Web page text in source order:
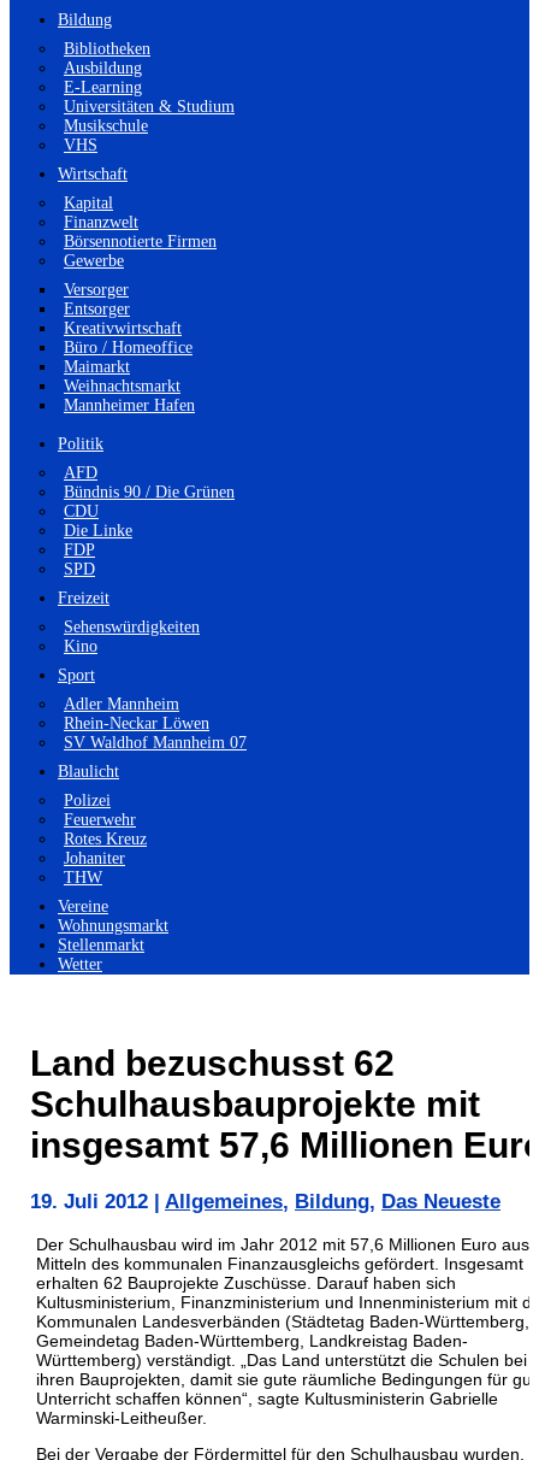
Bildung
Bibliotheken
Ausbildung
E-Learning
Universitäten & Studium
Musikschule
VHS
Wirtschaft
Kapital
Finanzwelt
Börsennotierte Firmen
Gewerbe
Versorger
Entsorger
Kreativwirtschaft
Büro / Homeoffice
Maimarkt
Weihnachtsmarkt
Mannheimer Hafen
Politik
AFD
Bündnis 90 / Die Grünen
CDU
Die Linke
FDP
SPD
Freizeit
Sehenswürdigkeiten
Kino
Sport
Adler Mannheim
Rhein-Neckar Löwen
SV Waldhof Mannheim 07
Blaulicht
Polizei
Feuerwehr
Rotes Kreuz
Johaniter
THW
Vereine
Wohnungsmarkt
Stellenmarkt
Wetter
Land bezuschusst 62
Schulhausbauprojekte mit
insgesamt 57,6 Millionen
19. Juli 2012 Allgemeines, Bildung, Das Neueste
Der Schulhausbau wird im Jahr 2012 mit 57,6 Millionen Euro aus
Mitteln des kommunalen Finanzausgleichs gefördert. Insgesamt
erhalten 62 Bauprojekte Zuschüsse. Darauf haben sich
Kultusministerium, Finanzministerium und Innenministerium mit
Kommunalen Landesverbänden (Städtetag Baden-Württemberg,
Gemeindetag Baden-Württemberg, Landkreistag Baden-
Württemberg) verständigt. „Das Land unterstützt die Schulen bei
ihren Bauprojekten, damit sie gute räumliche Bedingungen für
Unterricht schaffen können“, sagte Kultusministerin Gabrielle
Warminski-Leitheußer.
Bei der Vergabe der Fördermittel für den Schulhausbau wurden,